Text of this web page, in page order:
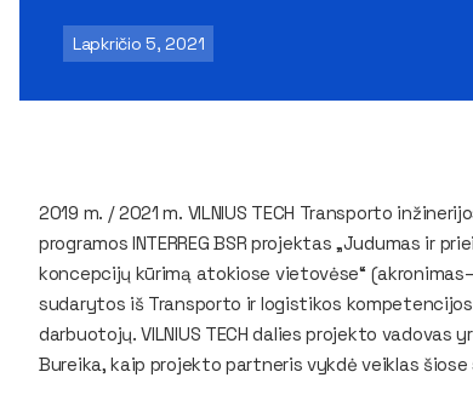
Lapkričio 5, 2021
2019 m. / 2021 m. VILNIUS TECH Transporto
programos INTERREG BSR projektas „Judumas ir
koncepcijų kūrimą atokiose vietovėse“
sudarytos iš Transporto ir logistikos
darbuotojų. VILNIUS TECH dalies projekto
Bureika, kaip projekto partneris vykdė veiklas